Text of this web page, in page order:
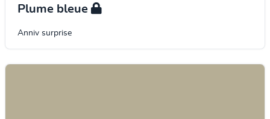
Plume bleue
Anniv surprise